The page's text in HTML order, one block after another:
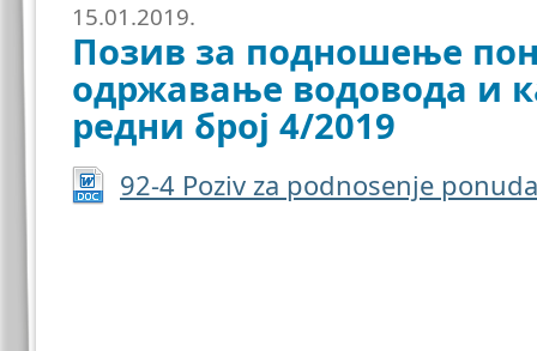
15.01.2019.
Позив за подношење
одржавање водовода и
редни број 4/2019
92-4 Poziv za podnosenje